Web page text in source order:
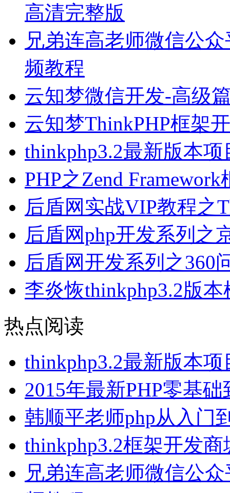
高清完整版
兄弟连高老师微信公
频教程
云知梦微信开发-高级
云知梦ThinkPHP框架
thinkphp3.2最新版本
PHP之Zend
后盾网实战VIP教程之
后盾网php开发系列之
后盾网开发系列之360
李炎恢thinkphp3.2版
热点阅读
thinkphp3.2最新版本
2015年最新PHP零基
韩顺平老师php从入门
thinkphp3.2框架开发
兄弟连高老师微信公